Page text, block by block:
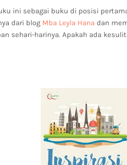
ini sebagai buku di posisi
dari blog Mba Leyla Hana dan
sehari-harinya. Apakah ada